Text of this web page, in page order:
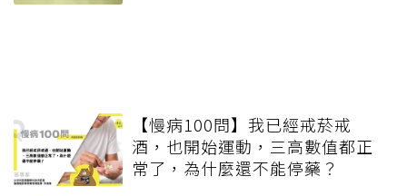
【慢病100問】我已經戒菸戒
酒，也開始運動，三高數值都正
常了，為什麼還不能停藥？